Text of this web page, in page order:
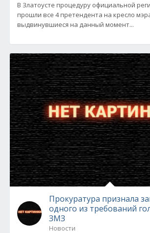
В Златоусте процедуру официальной
прошли все 4 претендента на кресло
выдвинувшиеся на данный момент...
Прокуратура признала
одного из требований
ЗМЗ
Новости